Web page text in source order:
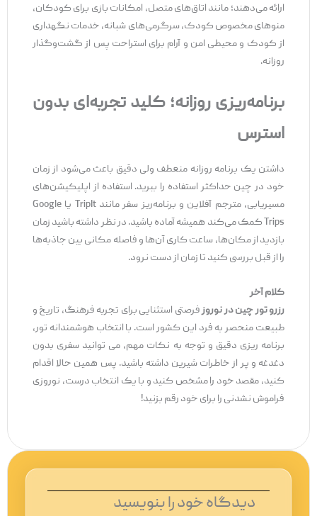
ارائه می‌دهند؛ مانند اتاق‌های متصل، امکانات بازی برای کودکان،
منوهای مخصوص کودک، سرگرمی‌های شبانه، خدمات نگهداری
از کودک و محیطی امن و آرام برای استراحت پس از گشت‌وگذار
روزانه.
برنامه‌ریزی روزانه؛ کلید تجربه‌ای بدون
استرس
داشتن یک برنامه روزانه منعطف ولی دقیق باعث می‌شود از زمان
خود در چین حداکثر استفاده را ببرید. استفاده از اپلیکیشن‌های
مسیر‌یابی، مترجم آفلاین و برنامه‌ریز سفر مانند TripIt یا Google
Trips کمک می‌کند همیشه آماده باشید. در نظر داشته باشید زمان
بازدید از مکان‌ها، ساعت کاری آن‌ها و فاصله مکانی بین جاذبه‌ها
را از قبل بررسی کنید تا زمان از دست نرود.
کلام آخر
رزرو تور چین در نوروزفرصتی استثنایی برای تجربه فرهنگ، تاریخ و
طبیعت منحصر به ‌فرد این کشور است. با انتخاب هوشمندانه تور،
برنامه‌ ریزی دقیق و توجه به نکات مهم، می ‌توانید سفری بدون
دغدغه و پر از خاطرات شیرین داشته باشید. پس همین حالا اقدام
کنید، مقصد خود را مشخص کنید و با یک انتخاب درست، نوروزی
فراموش‌ نشدنی را برای خود رقم بزنید!
دیدگاه‌ خود را بنویسید